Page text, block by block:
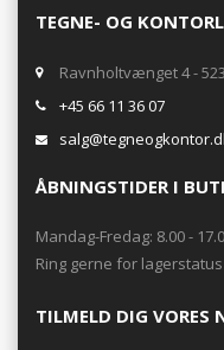
TEGNE- OG
Ravnholtvænget 4 -
+45 66 11 36 07
ÅBNINGSTIDER I
Mandag-Fredag: 8.00 -
Ring gerne for
TILMELD DIG VORES